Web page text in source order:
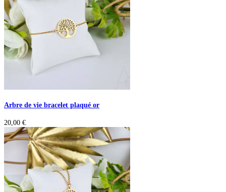
Arbre de vie bracelet plaqué or
20,00 €